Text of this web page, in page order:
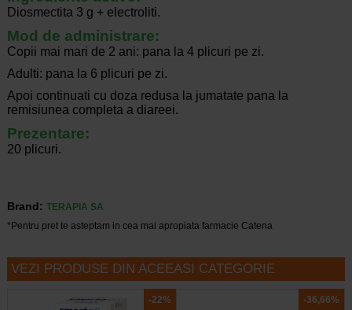
Diosmectita 3 g + electroliti.
Mod de administrare:
Copii mai mari de 2 ani: pana la 4 plicuri pe zi.
Adulti: pana la 6 plicuri pe zi.
Apoi continuati cu doza redusa la jumatate pana la
remisiunea completa a diareei.
Prezentare:
20 plicuri.
Brand: TERAPIA SA
*Pentru pret te asteptam in cea mai apropiata farmacie Catena
VEZI PRODUSE DIN ACEEASI CATEGORIE
-22% -36,66%